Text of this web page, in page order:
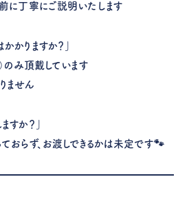
に丁寧にご説明いたします
かりますか？」
のみ頂戴しています
ません
すか？」
おらず、お渡しできるかは未定です🐾